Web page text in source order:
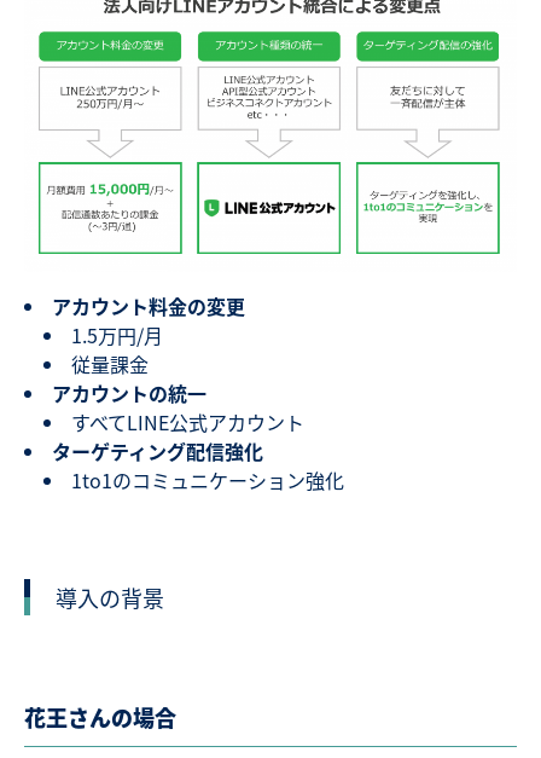
アカウント料金の変更
1.5万円/月
従量課金
アカウントの統一
すべてLINE公式アカウント
ターゲティング配信強化
1to1のコミュニケーション強化
導入の背景
花王さんの場合